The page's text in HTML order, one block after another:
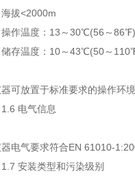
拔<2000m
温度： 13 ～30℃(56 ～86℉)
温度： 10～43℃(50～
可放置于标准要求的操作环
电气信息
电气要求符合EN 61010-
安装类型和污染级别